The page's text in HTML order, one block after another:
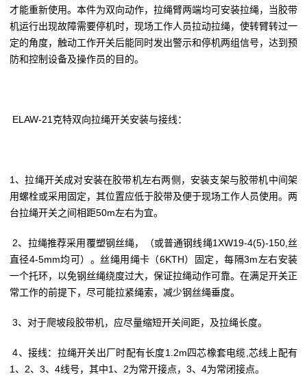
才能重新使用。本件为双向动作，拉绳臂两端均可安装拉绳，当胶带
机运行出现故障需要停机时，现场工作人员拉动拉绳，使转臂转过一
定的角度，触动工作开关后能同时发出警示和停机两组信号，达到预
防和控制设备及操作员的目的。
ELAW-21克特双向拉绳开关安装与接线：
1、拉绳开关成对安装在胶带机左右两侧，安装支架与胶带机中间架
用螺栓或采用固定，其位置应低于胶带及便于现场工作人员使用。两
台拉绳开关之间相距50m左右为宜。
2、拉绳推荐采用覆塑钢丝绳，（或普通钢线绳1XW19-4(5)-150,丝
直径4-5mm均可）。丝绳用绳卡（6KTH）固定，每隔3m左右安装
一个托环，以免钢丝绳绕度过大，保证拉绳动作可靠。在满足开关正
常工作的前提下，尽可能拉紧绳索，减少钢丝绳垂度。
3、对于爬坡段胶带机，应尽量缩短开关间距，及拉绳长度。
4、接线：拉绳开关出厂时配有长度1.2m四芯橡套电缆,芯线上配有
1、2、3、4线号，其中1、2为常开接点，3、4为常闭接点。